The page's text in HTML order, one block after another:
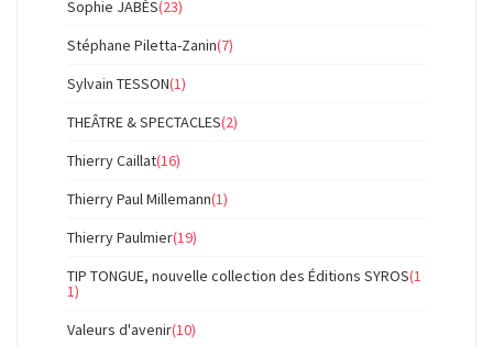
Sophie JABÈS(23)
Stéphane Piletta-Zanin(7)
Sylvain TESSON(1)
THEÂTRE & SPECTACLES(2)
Thierry Caillat(16)
Thierry Paul Millemann(1)
Thierry Paulmier(19)
TIP TONGUE, nouvelle collection des Éditions SYROS(1
1)
Valeurs d'avenir(10)